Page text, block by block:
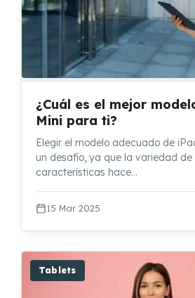
¿Cuál es el mejor
Mini para ti?
Elegir el modelo adecuado de
un desafío, ya que la variedad de
características hace…
15 Mar 2025
Tablets